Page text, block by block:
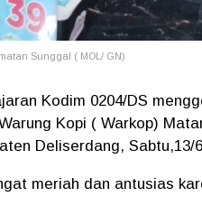
Sunggal ( MOL/ GN)
Kodim 0204/DS
Kopi ( Warkop)
Deliserdang, Sabtu,13/
meriah dan antusias